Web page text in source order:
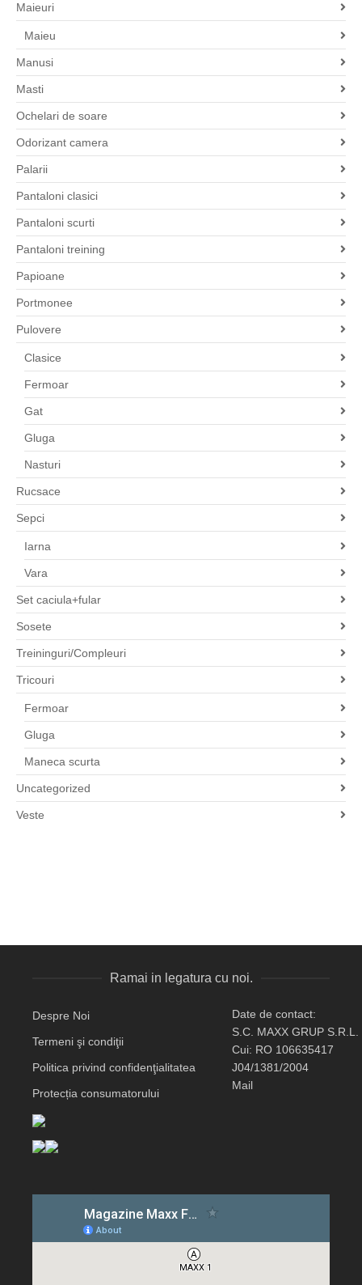
Maieuri
Maieu
Manusi
Masti
Ochelari de soare
Odorizant camera
Palarii
Pantaloni clasici
Pantaloni scurti
Pantaloni treining
Papioane
Portmonee
Pulovere
Clasice
Fermoar
Gat
Gluga
Nasturi
Rucsace
Sepci
Iarna
Vara
Set caciula+fular
Sosete
Treininguri/Compleuri
Tricouri
Fermoar
Gluga
Maneca scurta
Uncategorized
Veste
Ramai in legatura cu noi.
Despre Noi
Termeni şi condiţii
Politica privind confidenţialitatea
Protecția consumatorului
Date de contact:
S.C. MAXX GRUP S.R.L.
Cui: RO 106635417
J04/1381/2004
Mail